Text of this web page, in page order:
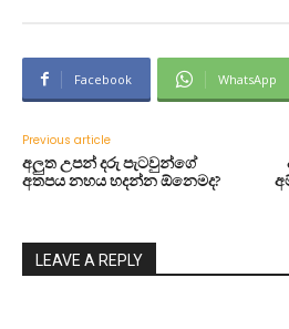
Facebook WhatsApp
Previous article
අලුත උපන් දරු පැටවුන්ගේ
අතපය නහය හදන්න ඕනෙමද?
LEAVE A REPLY